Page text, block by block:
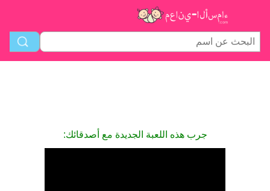
جرب هذه اللعبة الجديدة مع أصدقائك: